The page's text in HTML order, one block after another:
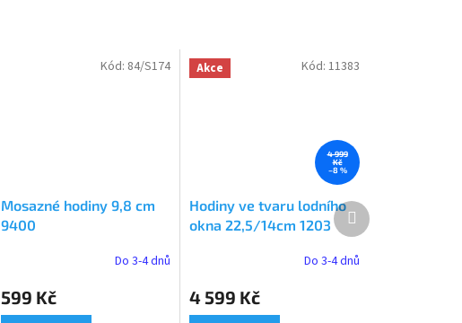
Mosazné hodiny 9,8 cm
9400
Do 3-4 dnů
599 Kč
Kód: 84/S174 Akce
4 999
Kč
–8 %
Hodiny ve tvaru lodního
okna 22,5/14cm 1203
Do 3-4 dnů
4 599 Kč
Kód: 11383
Další
produkt